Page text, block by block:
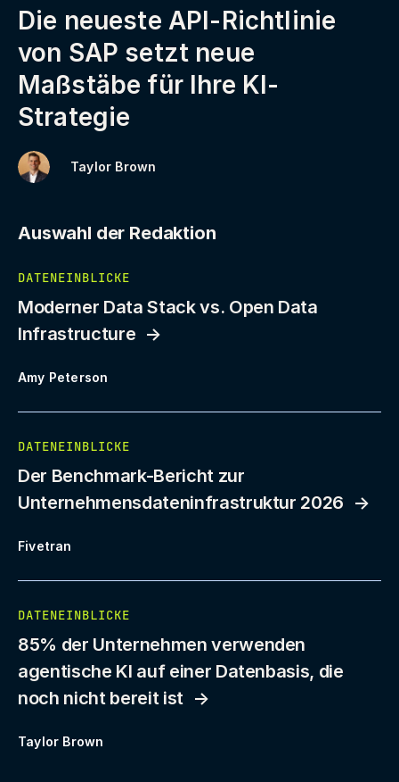
Die neueste API-Richtlinie
von SAP setzt neue
Maßstäbe für Ihre KI-
Strategie
Taylor Brown
Auswahl der Redaktion
DATENEINBLICKE
Moderner Data Stack vs. Open Data
Infrastructure
Amy Peterson
DATENEINBLICKE
Der Benchmark-Bericht zur
Unternehmensdateninfrastruktur 2026
Fivetran
DATENEINBLICKE
85% der Unternehmen verwenden
agentische KI auf einer Datenbasis, die
noch nicht bereit ist
Taylor Brown